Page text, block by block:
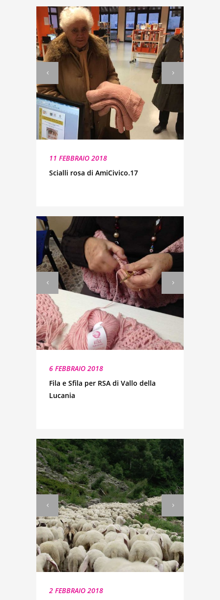
11 FEBBRAIO 2018
Scialli rosa di AmiCivico.17
6 FEBBRAIO 2018
Fila e Sfila per RSA di Vallo della
Lucania
2 FEBBRAIO 2018